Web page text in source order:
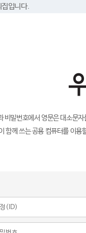
집입니다.
비밀번호에서 영문은 대소문
함께 쓰는 공용 컴퓨터를 이